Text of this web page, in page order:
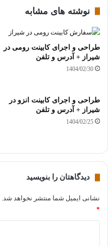
نوشته های مشابه
طراحی و اجرای کابینت رومی در
شیراز + آدرس و تلفن
1404/02/30
طراحی و اجرای کابینت انزو در
شیراز + آدرس و تلفن
1404/02/25
دیدگاهتان را بنویسید
نشانی ایمیل شما منتشر نخواهد شد.
*